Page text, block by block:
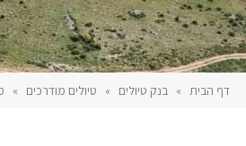
דף הבית » בנק טיולים » טיולים מודרכים »